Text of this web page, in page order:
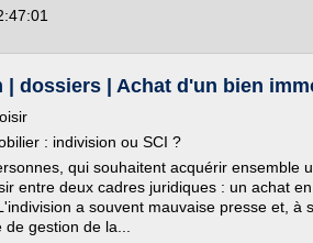
| dossiers | Achat d'un bien
: indivision ou SCI ?
qui souhaitent acquérir ensemble
entre deux cadres juridiques : un achat
a souvent mauvaise presse et, à
gestion de la...